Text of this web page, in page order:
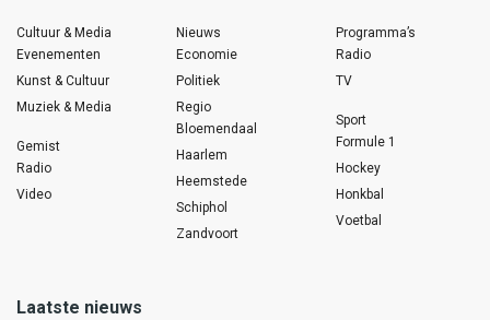
Cultuur & Media
Evenementen
Kunst & Cultuur
Muziek & Media
Gemist
Radio
Video
Nieuws
Economie
Politiek
Regio
Bloemendaal
Haarlem
Heemstede
Schiphol
Zandvoort
Programma’s
Radio
TV
Sport
Formule 1
Hockey
Honkbal
Voetbal
Laatste nieuws